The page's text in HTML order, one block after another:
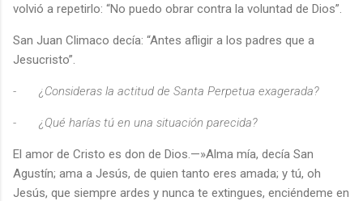
volvió a repetirlo: “No puedo obrar contra la voluntad de Dios”.
San Juan Climaco decía: “Antes afligir a los padres que a
Jesucristo”.
- ¿Consideras la actitud de Santa Perpetua exagerada?
- ¿Qué harías tú en una situación parecida?
El amor de Cristo es don de Dios.—»Alma mía, decía San
Agustín; ama a Jesús, de quien tanto eres amada; y tú, oh
Jesús, que siempre ardes y nunca te extingues, enciéndeme en